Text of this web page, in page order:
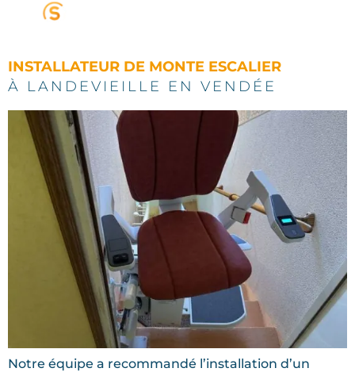
INSTALLATEUR DE MONTE ESCALIER
À LANDEVIEILLE EN VENDÉE
Notre équipe a recommandé l’installation d’un
Panneau de gestion des cookies